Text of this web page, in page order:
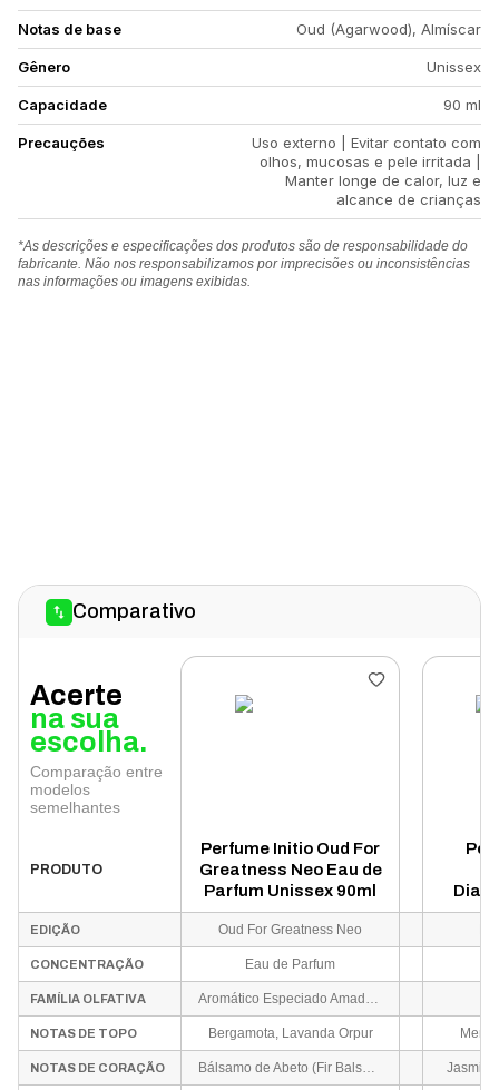
Notas de base Oud (Agarwood), Almíscar
Gênero Unissex
Capacidade 90 ml
Precauções
Uso externo | Evitar contato com
olhos, mucosas e pele irritada |
Manter longe de calor, luz e
alcance de crianças
*As descrições e especificações dos produtos são de responsabilidade do
fabricante. Não nos responsabilizamos por imprecisões ou inconsistências
nas informações ou imagens exibidas.
Comparativo
Acerte
na sua
escolha.
Comparação entre
modelos
semelhantes
PRODUTO
Perfume Initio Oud For
Greatness Neo Eau de
Parfum Unissex 90ml
EDIÇÃO Oud For Greatness Neo
CONCENTRAÇÃO Eau de Parfum
FAMÍLIA OLFATIVA Aromático Especiado Amadeirado
NOTAS DE TOPO Bergamota, Lavanda Orpur
NOTAS DE CORAÇÃO Bálsamo de Abeto (Fir Balsam), Açafrão Jasmim